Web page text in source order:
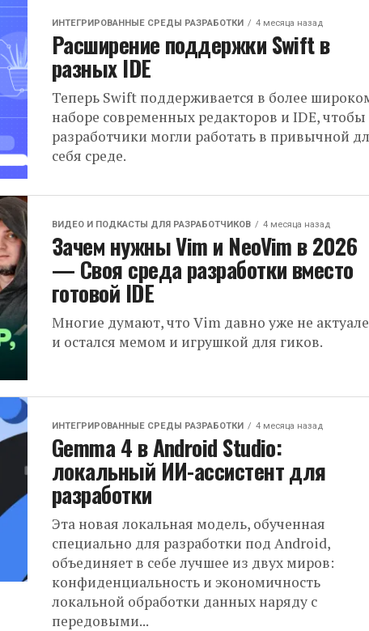
ИНТЕГРИРОВАННЫЕ СРЕДЫ РАЗРАБОТКИ 4 месяца назад
Расширение поддержки Swift в
разных IDE
Теперь Swift поддерживается в более
наборе современных редакторов и IDE, чтобы
разработчики могли работать в привычной
себя среде.
ВИДЕО И ПОДКАСТЫ ДЛЯ РАЗРАБОТЧИКОВ 4 месяца назад
Зачем нужны Vim и NeoVim в 2026
— Своя среда разработки вместо
готовой IDE
Многие думают, что Vim давно уже не
и остался мемом и игрушкой для гиков.
ИНТЕГРИРОВАННЫЕ СРЕДЫ РАЗРАБОТКИ 4 месяца назад
Gemma 4 в Android Studio:
локальный ИИ-ассистент для
разработки
Эта новая локальная модель, обученная
специально для разработки под Android,
объединяет в себе лучшее из двух миров:
конфиденциальность и экономичность
локальной обработки данных наряду с
передовыми...